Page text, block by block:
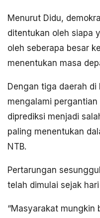
Menurut Didu,
ditentukan oleh siapa
oleh seberapa besar
menentukan masa
Dengan tiga daerah
mengalami
diprediksi menjadi
paling menentukan
NTB.
Pertarungan
telah dimulai sejak hari
“Masyarakat mungkin